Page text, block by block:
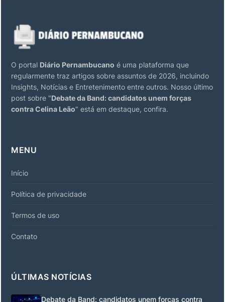
O portal Diário Pernambucano é uma plataforma que
regularmente traz artigos sobre assuntos de 2026, incluindo
Insights, Notícias e Entretenimento entre outros. Nosso último
post sobre "Debate da Band: candidatos unem forças
contra Celina Leão" está em destaque, confira.
MENU
Início
Política de privacidade
Termos de uso
Contato
ÚLTIMAS NOTÍCIAS
Debate da Band: candidatos unem forças contra